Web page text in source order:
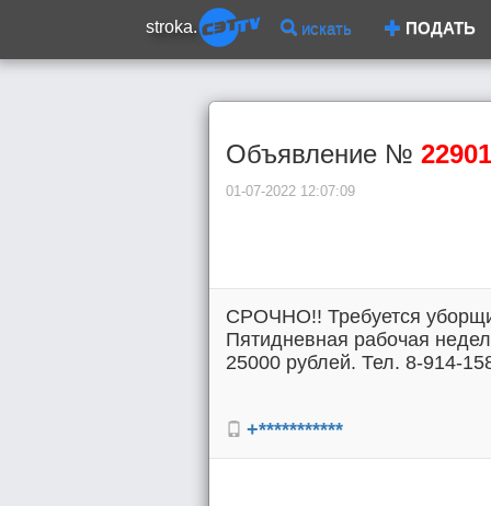
stroka. искать ПОДАТЬ
Объявление № 22901
01-07-2022 12:07:09
СРОЧНО!! Требуется
Пятидневная рабочая
25000 рублей. Тел. 8-914-
+***********